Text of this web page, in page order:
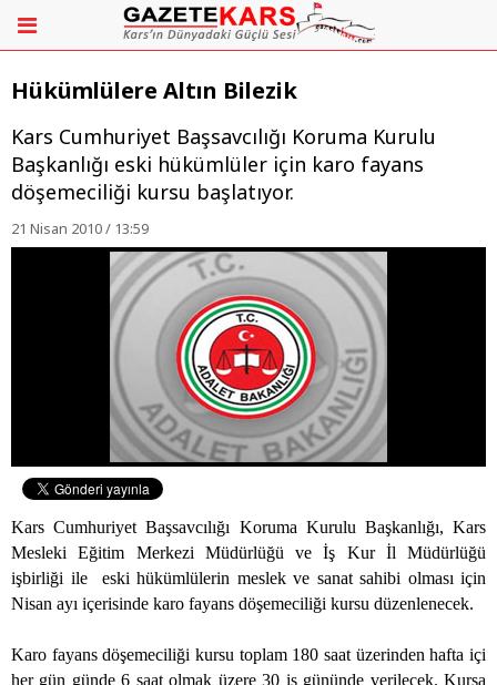
Hükümlülere Altın Bilezik
Kars Cumhuriyet Başsavcılığı Koruma Kurulu
Başkanlığı eski hükümlüler için karo fayans
döşemeciliği kursu başlatıyor.
21 Nisan 2010 / 13:59
Kars Cumhuriyet Başsavcılığı Koruma Kurulu Başkanlığı, Kars
Mesleki Eğitim Merkezi Müdürlüğü ve İş Kur İl Müdürlüğü
işbirliği ile
eski hükümlülerin meslek ve sanat sahibi olması için
Nisan ayı içerisinde karo fayans döşemeciliği kursu düzenlenecek.
Karo fayans döşemeciliği kursu toplam 180 saat üzerinden hafta içi
her gün günde 6 saat olmak üzere 30 iş gününde verilecek. Kursa